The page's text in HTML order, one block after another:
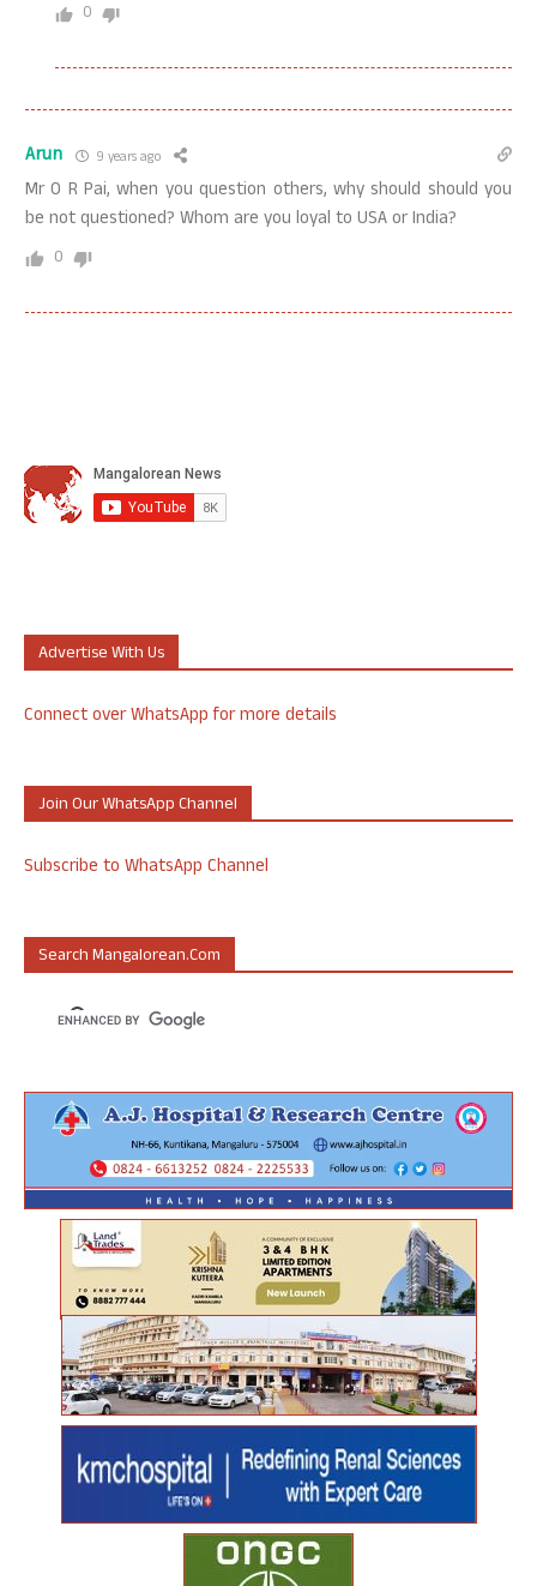
0
Arun 9 years ago
Mr O R Pai, when you question others, why should should you
be not questioned? Whom are you loyal to USA or India?
0
Advertise With Us
Connect over WhatsApp for more details
Join Our WhatsApp Channel
Subscribe to WhatsApp Channel
Search Mangalorean.com